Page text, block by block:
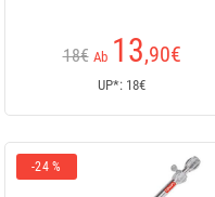
18€ Ab 13,90€
UP*: 18€
-24 %